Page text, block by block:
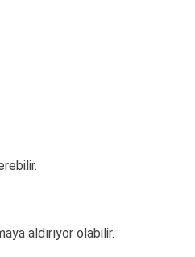
aldırıyor olabilir.